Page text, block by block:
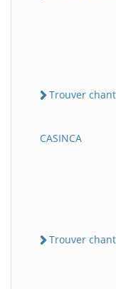
Trouver
CASINCA
Trouver